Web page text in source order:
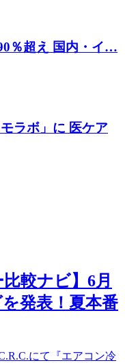
％超え 国内・イ…
ラボ」に 医ケア
較ナビ】6月
発表！夏本番
にて『エアコン冷